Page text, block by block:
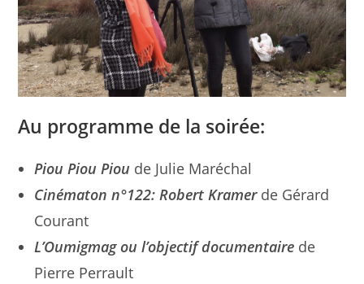
Au programme de la soirée:
Piou Piou Piou de Julie Maréchal
Cinématon n°122: Robert Kramerde Gérard
Courant
L’Oumigmag ou l’objectif documentaire de
Pierre Perrault